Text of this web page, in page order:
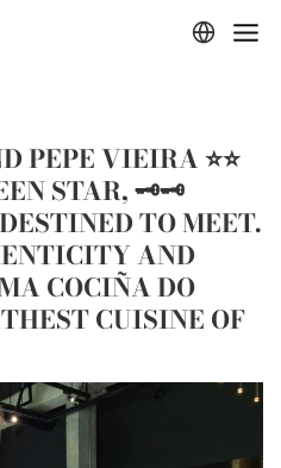
PEPE VIEIRA ⭐⭐
STAR, 🗝🗝
TO MEET.
AND
COCIÑA DO
CUISINE OF